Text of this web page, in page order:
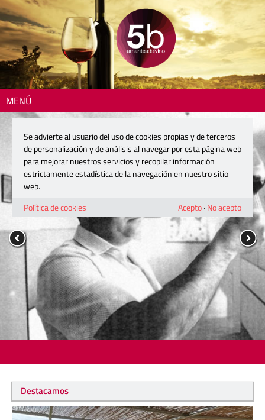
MENÚ
Destacamos
Se advierte al usuario del uso de cookies propias y de terceros
de personalización y de análisis al navegar por esta página web
para mejorar nuestros servicios y recopilar información
estrictamente estadística de la navegación en nuestro sitio
web.
Política de cookies
Acepto· No acepto